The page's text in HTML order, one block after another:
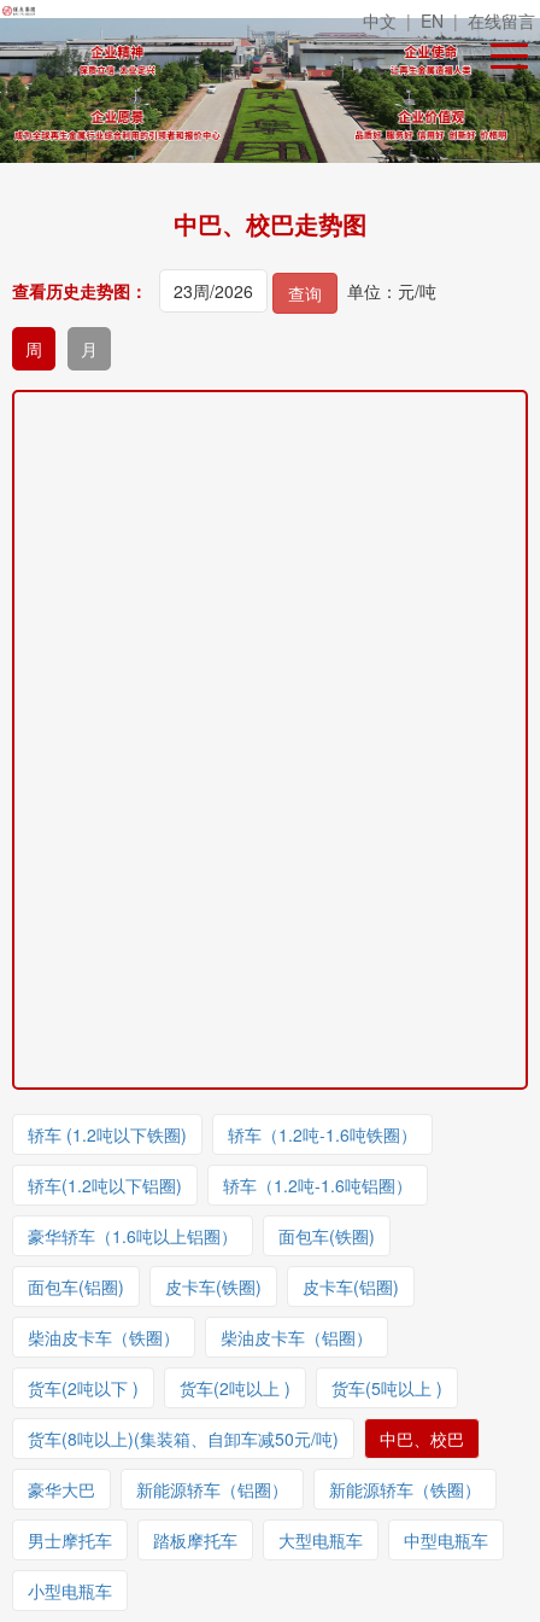
中文 | EN | 在线留言
中巴、校巴走势图
查看历史走势图： 查询 单位：元/吨
周 月
轿车 (1.2吨以下铁圈) 轿车（1.2吨-1.6吨铁圈）
轿车(1.2吨以下铝圈) 轿车（1.2吨-1.6吨铝圈）
豪华轿车（1.6吨以上铝圈） 面包车(铁圈)
面包车(铝圈) 皮卡车(铁圈) 皮卡车(铝圈)
柴油皮卡车（铁圈） 柴油皮卡车（铝圈）
货车(2吨以下 ) 货车(2吨以上 ) 货车(5吨以上 )
货车(8吨以上)(集装箱、自卸车减50元/吨) 中巴、校巴
豪华大巴 新能源轿车（铝圈） 新能源轿车（铁圈）
男士摩托车 踏板摩托车 大型电瓶车 中型电瓶车
小型电瓶车